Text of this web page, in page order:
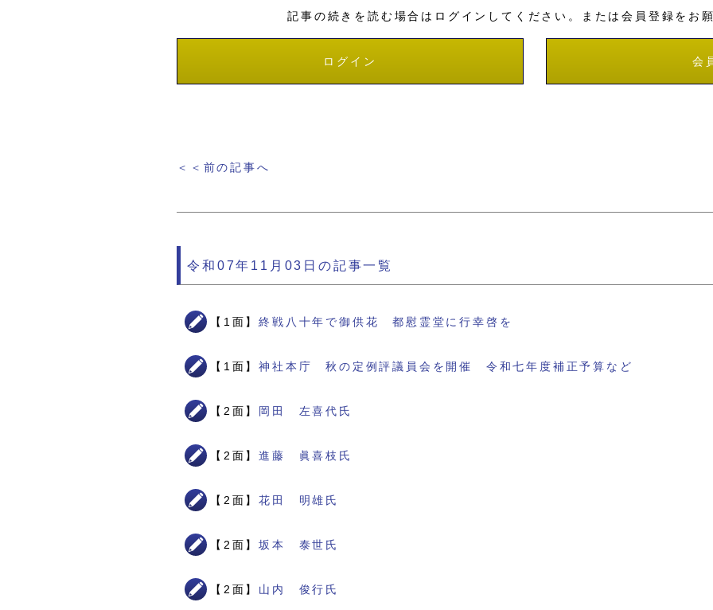
記事の続きを読む場合はログインしてください。または会員登録をお
ログイン 会
＜＜前の記事へ
令和07年11月03日の記事一覧
【1面】終戦八十年で御供花 都慰霊堂に行幸啓を
【1面】神社本庁 秋の定例評議員会を開催 令和七年度補正予算など
【2面】 岡田 左喜代氏
【2面】進藤 眞喜枝氏
【2面】花田 明雄氏
【2面】坂本 泰世氏
【2面】 山内 俊行氏